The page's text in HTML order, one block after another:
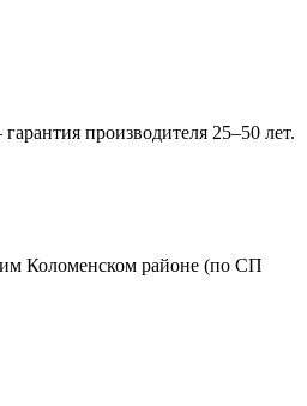
производителя 25–50 лет.
Коломенском районе (по СП